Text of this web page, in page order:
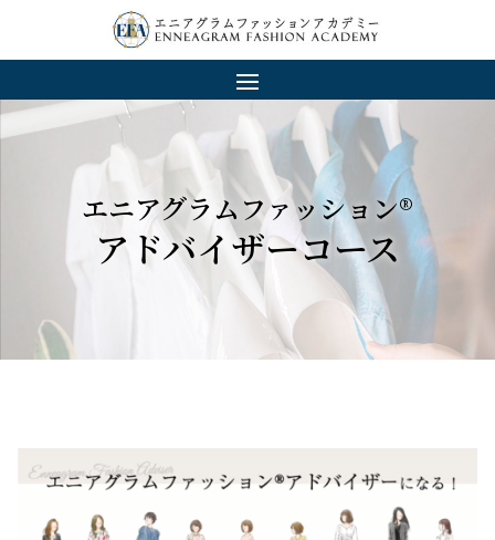
エニアグラムファッション®︎
アドバイザーコース